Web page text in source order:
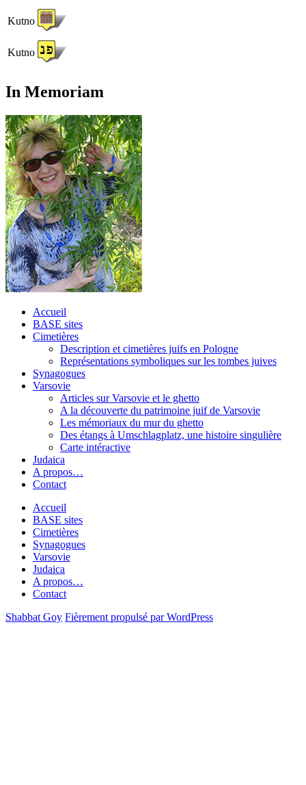
Kutno
Kutno
In Memoriam
Accueil
BASE sites
Cimetières
Description et cimetières juifs en Pologne
Représentations symboliques sur les tombes juives
Synagogues
Varsovie
Articles sur Varsovie et le ghetto
A la découverte du patrimoine juif de Varsovie
Les mémoriaux du mur du ghetto
Des étangs à Umschlagplatz, une histoire singulière
Carte intéractive
Judaica
A propos…
Contact
Accueil
BASE sites
Cimetières
Synagogues
Varsovie
Judaica
A propos…
Contact
Shabbat Goy Fièrement propulsé par WordPress